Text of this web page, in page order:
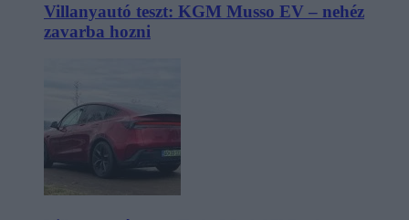
Villanyautó teszt: KGM Musso EV – nehéz
zavarba hozni